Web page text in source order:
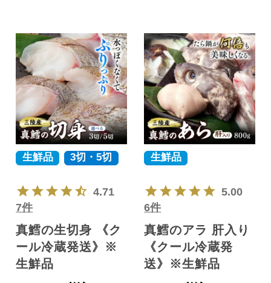
生鮮品 3切・5切
4.71
7件
真鱈の生切身 《ク
ール冷蔵発送》※
生鮮品
生鮮品
5.00
6件
真鱈のアラ 肝入り
《クール冷蔵発
送》※生鮮品